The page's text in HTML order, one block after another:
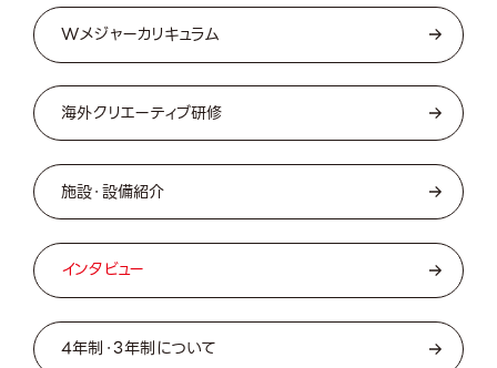
Wメジャーカリキュラム
海外クリエーティブ研修
施設・設備紹介
インタビュー
4年制・3年制について